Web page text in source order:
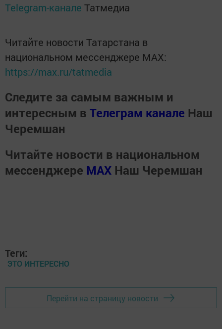
Telegram-канале Татмедиа
Читайте новости Татарстана в
национальном мессенджере MАХ:
https://max.ru/tatmedia
Следите за самым важным и
интересным в Телеграм канале Наш
Черемшан
Читайте новости в национальном
мессенджере MАХ Наш Черемшан
Теги:
ЭТО ИНТЕРЕСНО
Перейти на страницу новости